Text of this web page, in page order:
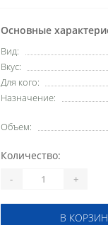
Основные
Вид:
Вкус:
Для кого:
Назначение:
Объем:
Количество:
- +
В